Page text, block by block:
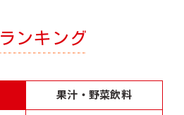
ランキング
果汁・野菜飲料